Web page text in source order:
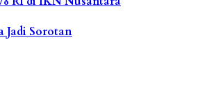
Jadi Sorotan